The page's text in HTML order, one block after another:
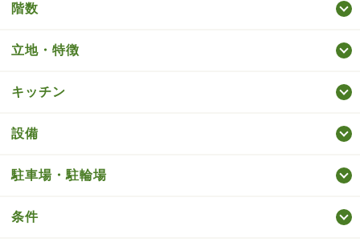
階数
立地・特徴
キッチン
設備
駐車場・駐輪場
条件